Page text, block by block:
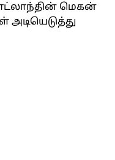
மெகன்
அடியெடுத்து